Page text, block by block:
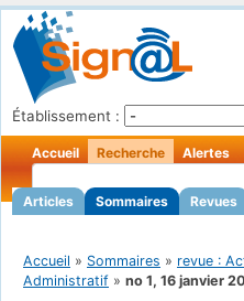
Établissement :
Accueil Recherche
Articles Sommaires Revues
Alertes
Accueil » Sommaires » revue :
Administratif » no 1, 16 janvier